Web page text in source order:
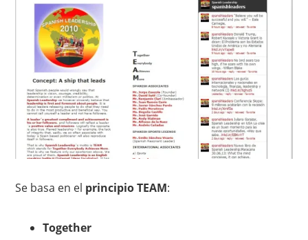
Se basa en el principio TEAM:
Together